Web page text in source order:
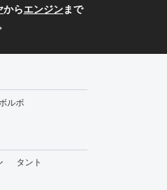
からエンジンまで
ボルボ
タント